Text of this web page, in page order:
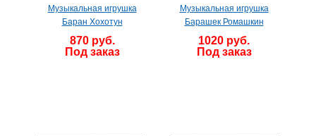
Музыкальная игрушка
Баран Хохотун
870 руб.
Под заказ
Музыкальная игрушка
Барашек Ромашкин
1020 руб.
Под заказ